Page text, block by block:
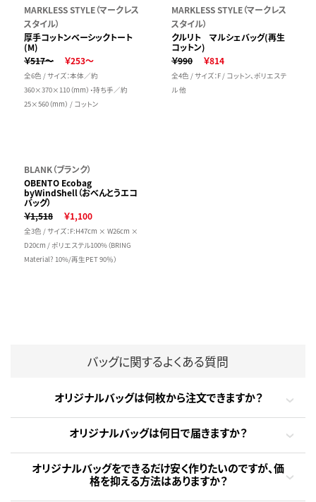
MARKLESS STYLE（マークレス
スタイル）
厚手コットンベーシックトート
(M)
￥517～
￥253～
全6色 / サイズ：本体／約
360×370×110（mm）・持ち手／約
25×560（mm） / コットン
MARKLESS STYLE（マークレス
スタイル）
クルリト マルシェバッグ(再生
コットン)
￥990
￥814
全4色 / サイズ：F / コットン、ポリエステ
ル 他
BLANK（ブランク）
OBENTO Ecobag
byWindShell（おべんとうエコ
バッグ）
￥1,518
￥1,100
全3色 / サイズ：F:H47cm × W26cm ×
D20cm / ポリエステル100%（BRING
Material? 10%/再生PET 90％）
バッグに関するよくある質問
オリジナルバッグは何枚から注文できますか？
オリジナルバッグは何日で届きますか？
オリジナルバッグをできるだけ安く作りたいのですが、価
格を抑える方法はありますか？